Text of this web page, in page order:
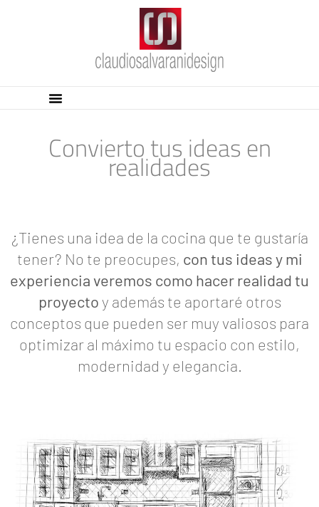
Convierto tus ideas en
realidades
¿Tienes una idea de la cocina que te gustaría
tener? No te preocupes, con tus ideas y mi
experiencia veremos como hacer realidad tu
proyectoy además te aportaré otros
conceptos que pueden ser muy valiosos para
optimizar al máximo tu espacio con estilo,
modernidad y elegancia.